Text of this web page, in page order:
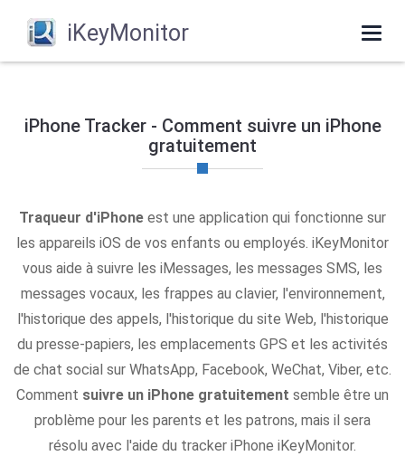
iKeyMonitor
iPhone Tracker - Comment suivre un iPhone
gratuitement
Traqueur d'iPhone est une application qui fonctionne sur
les appareils iOS de vos enfants ou employés. iKeyMonitor
vous aide à suivre les iMessages, les messages SMS, les
messages vocaux, les frappes au clavier, l'environnement,
l'historique des appels, l'historique du site Web, l'historique
du presse-papiers, les emplacements GPS et les activités
de chat social sur WhatsApp, Facebook, WeChat, Viber, etc.
Comment suivre un iPhone gratuitement semble être un
problème pour les parents et les patrons, mais il sera
résolu avec l'aide du tracker iPhone iKeyMonitor.